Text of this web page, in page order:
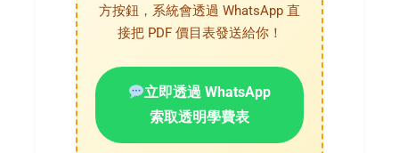
方按鈕，系統會透過 WhatsApp 直
接把 PDF 價目表發送給你！
立即透過 WhatsApp
索取透明學費表